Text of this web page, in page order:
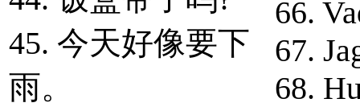
45. 今天好像要下
雨。
66.
67.
68.